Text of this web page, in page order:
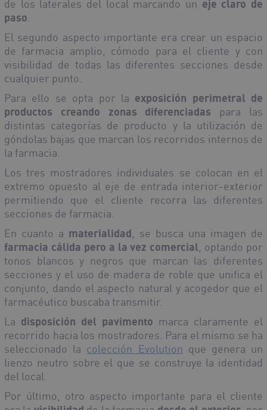
de los laterales del local marcando un eje claro de
paso
El segundo aspecto importante era crear un espacio
de farmacia amplio, cómodo para el cliente y con
visibilidad de todas las diferentes secciones desde
cualquier punto.
Para ello se opta por la exposición perimetral de
productos creando zonas diferenciadas para las
distintas categorías de producto y la utilización de
góndolas bajas que marcan los recorridos internos de
la farmacia.
Los tres mostradores individuales se colocan en el
extremo opuesto al eje de entrada interior-exterior
permitiendo que el cliente recorra las diferentes
secciones de farmacia.
En cuanto a materialidad , se busca una imagen de
farmacia cálida pero a la vez comercial , optando por
tonos blancos y negros que marcan las diferentes
secciones y el uso de madera de roble que unifica el
conjunto, dando el aspecto natural y acogedor que el
farmacéutico buscaba transmitir.
La disposición del pavimento marca claramente el
recorrido hacia los mostradores. Para el mismo se ha
seleccionado la colección Evolution que genera un
lienzo neutro sobre el que se construye la identidad
del local.
Por último, otro aspecto importante para el cliente